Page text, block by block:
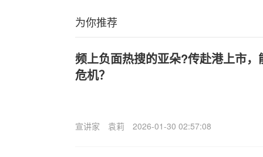
为你推荐
频上负面热搜的亚朵?传赴港上市
危机？
宣讲家 袁莉 2026-01-30 02:57:08